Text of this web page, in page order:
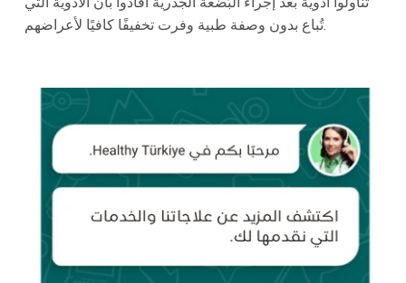
تُباع بدون وصفة طبية وفرت تخفيفًا كافيًا لأعراضهم.